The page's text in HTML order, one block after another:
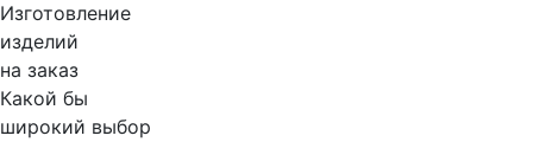
Изготовление
изделий
на заказ
Какой бы
широкий выбор